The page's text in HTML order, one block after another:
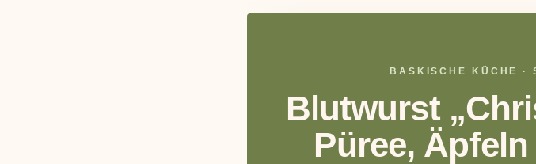
BASKISCHE KÜCHE ·
Blutwurst
Püree,